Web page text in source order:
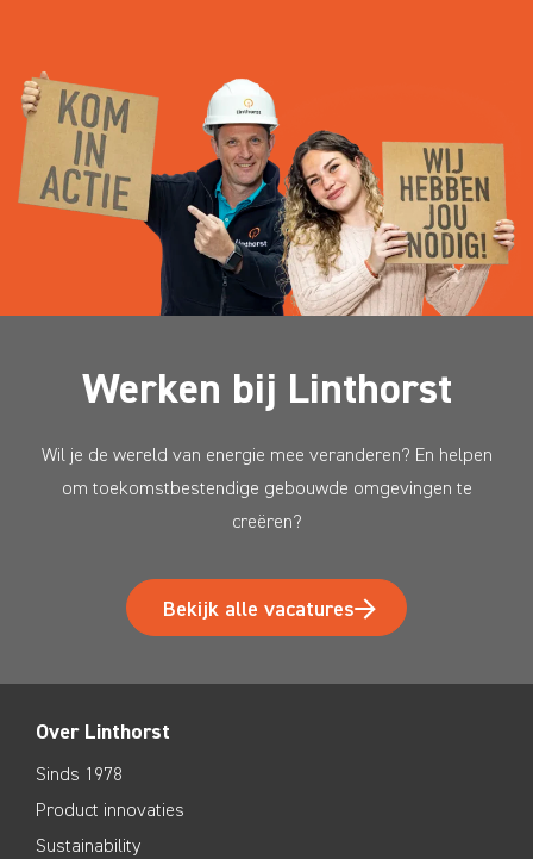
Werken bij Linthorst
Wil je de wereld van energie mee veranderen? En helpen
om toekomstbestendige gebouwde omgevingen te
creëren?
Bekijk alle vacatures
Over Linthorst
Sinds 1978
Product innovaties
Sustainability